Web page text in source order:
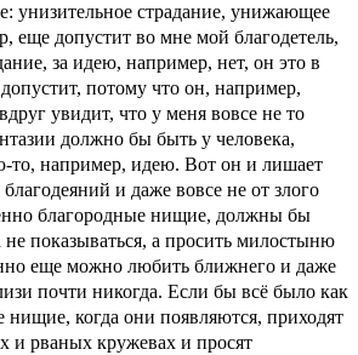
унизительное страдание, унижающее
еще допустит во мне мой благодетель,
за идею, например, нет, он это в
потому что он, например,
увидит, что у меня вовсе не то
должно бы быть у человека,
то, например, идею. Вот он и лишает
и даже вовсе не от злого
благородные нищие, должны бы
показываться, а просить милостыню
еще можно любить ближнего и даже
почти никогда. Если бы всё было как
нищие, когда они появляются, приходят
и рваных кружевах и просят